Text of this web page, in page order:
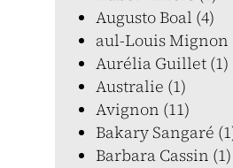
Augusto Boal (4)
aul-Louis Mignon
Aurélia Guillet (1)
Australie (1)
Avignon (11)
Bakary Sangaré
Barbara Cassin (1)